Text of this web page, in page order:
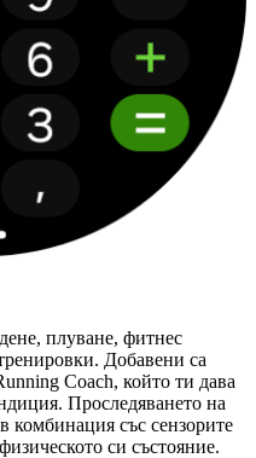
плуване, фитнес
Добавени са
Coach, който ти дава
Проследяването на
комбинация със сензорите
си състояние.